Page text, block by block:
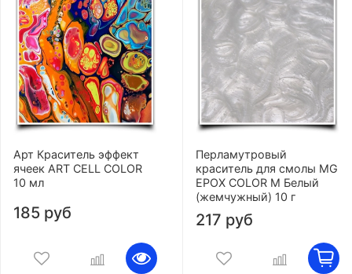
Арт Краситель эффект
ячеек ART CELL COLOR
10 мл
185 руб
Перламутровый
краситель для смолы MG
EPOX COLOR M Белый
(жемчужный) 10 г
217 руб